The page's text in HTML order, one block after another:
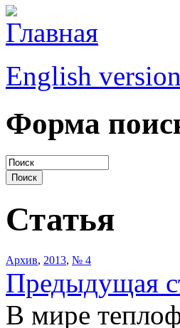
English version
Форма
Статья
Архив, 2013, № 4
Предыдущая
В мире